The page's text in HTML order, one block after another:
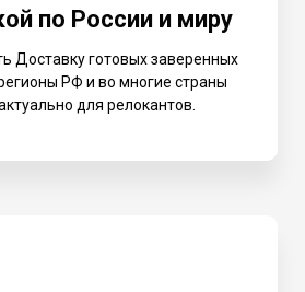
по России и миру
Доставку готовых заверенных
РФ и во многие страны
для релокантов.